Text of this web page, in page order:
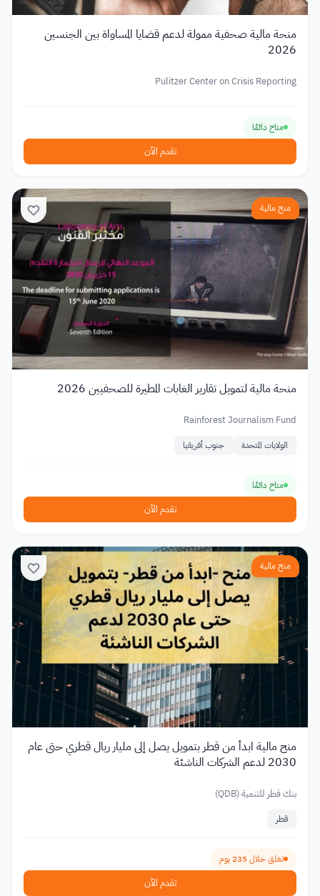
منحة مالية صحفية ممولة لدعم قضايا المساواة بين الجنسين
2026
Pulitzer Center on Crisis Reporting
متاح دائمًا
تقدم الآن
منح مالية
منحة مالية لتمويل تقارير الغابات المطيرة للصحفيين 2026
Rainforest Journalism Fund
الولايات المتحدة جنوب أفريقيا
متاح دائمًا
تقدم الآن
منح مالية
منح مالية ابدأ من قطر بتمويل يصل إلى مليار ريال قطري حتى عام
2030 لدعم الشركات الناشئة
بنك قطر للتنمية (QDB)
قطر
تغلق خلال 235 يوم
تقدم الآن